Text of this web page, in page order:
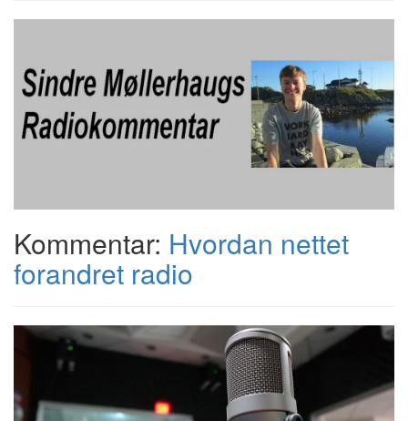
Kommentar: Hvordan nettet
forandret radio